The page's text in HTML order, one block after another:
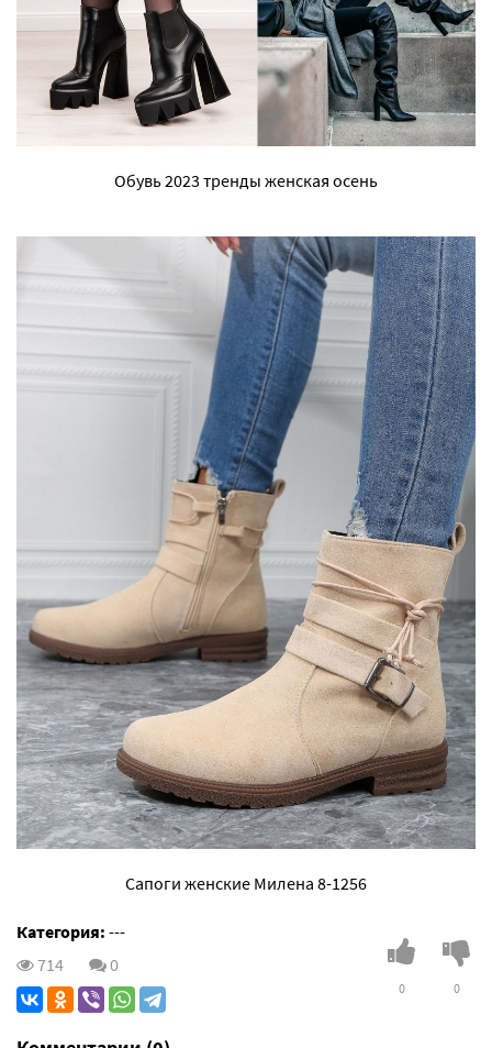
Обувь 2023 тренды женская осень
Сапоги женские Милена 8-1256
Категория: ---
714
0
0 0